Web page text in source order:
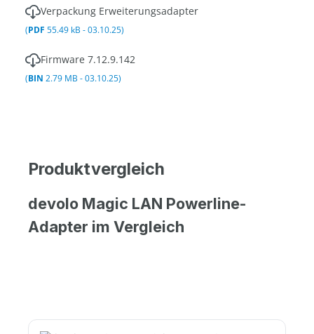
Verpackung Erweiterungsadapter
(PDF 55.49 kB - 03.10.25)
Firmware 7.12.9.142
(BIN 2.79 MB - 03.10.25)
Produktvergleich
devolo Magic LAN Powerline-
Adapter im Vergleich